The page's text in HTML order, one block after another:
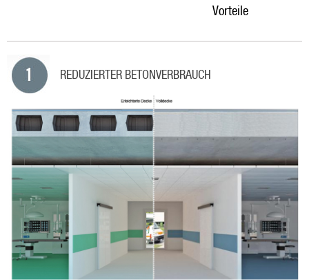
Vorteile
REDUZIERTER BETONVERBRAUCH